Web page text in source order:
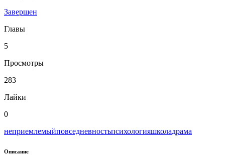
Завершен
Главы
5
Просмотры
283
Лайки
0
неприемлемыйповседневностьпсихологияшколадрама
Описание